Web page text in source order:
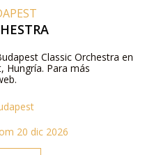
Classic Orchestra en
Hungría. Para más
20 dic 2026